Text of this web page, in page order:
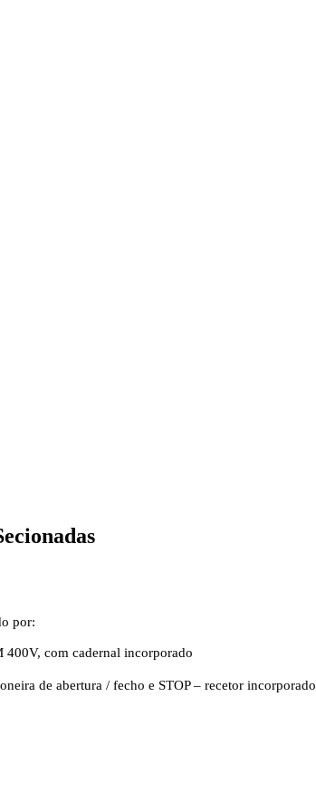
por:
400V, com cadernal incorporado
de abertura / fecho e STOP – recetor incorporado